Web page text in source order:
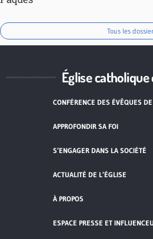
Tous les
Église catholique
CONFÉRENCE DES ÉVÊQUES
APPROFONDIR SA FOI
S’ENGAGER DANS LA SOCIÉTÉ
ACTUALITÉ DE L’ÉGLISE
À PROPOS
ESPACE PRESSE ET